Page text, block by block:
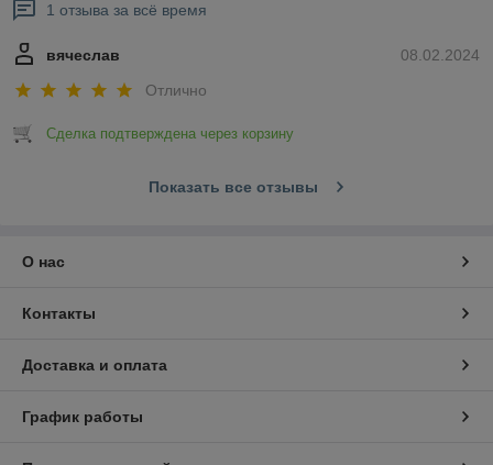
1 отзыва за всё время
08.02.2024
вячеслав
Отлично
Сделка подтверждена через корзину
Показать все отзывы
О нас
Контакты
Доставка и оплата
График работы